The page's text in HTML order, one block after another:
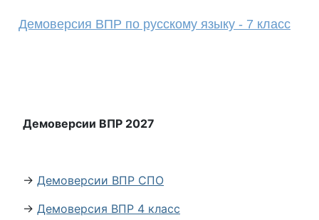
Демоверсия ВПР по русскому языку - 7 класс
Демоверсии ВПР 2027
→ Демоверсии ВПР СПО
→ Демоверсия ВПР 4 класс